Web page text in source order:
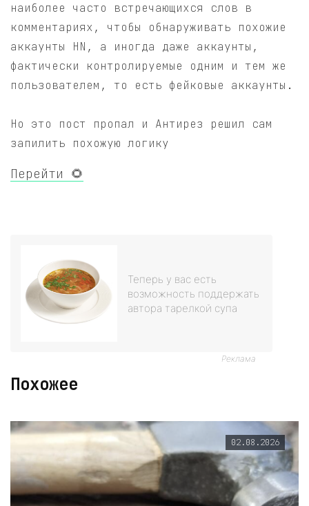
наиболее часто встречающихся слов в
комментариях, чтобы обнаруживать похожие
аккаунты HN, а иногда даже аккаунты,
фактически контролируемые одним и тем же
пользователем, то есть фейковые аккаунты.
Но это пост пропал и Антирез решил сам
запилить похожую логику
Перейти 🌻
Теперь у вас есть
возможность поддержать
автора тарелкой супа
Реклама
Похожее
02.08.2026